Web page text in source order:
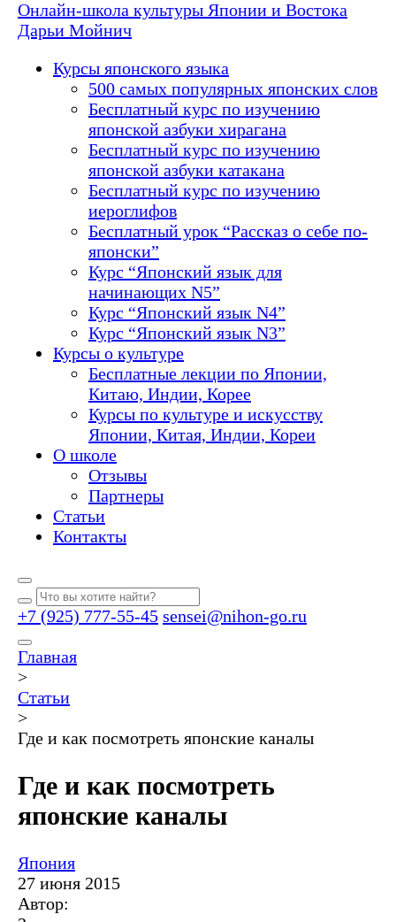
Онлайн-школа культуры Японии и Востока
Дарьи Мойнич
Курсы японского языка
500 самых популярных японских слов
Бесплатный курс по изучению
японской азбуки хирагана
Бесплатный курс по изучению
японской азбуки катакана
Бесплатный курс по изучению
иероглифов
Бесплатный урок “Рассказ о себе по-
японски”
Курс “Японский язык для
начинающих N5”
Курс “Японский язык N4”
Курс “Японский язык N3”
Курсы о культуре
Бесплатные лекции по Японии,
Китаю, Индии, Корее
Курсы по культуре и искусству
Японии, Китая, Индии, Кореи
О школе
Отзывы
Партнеры
Статьи
Контакты
+7 (925) 777-55-45 sensei@nihon-go.ru
Главная
>
Статьи
>
Где и как посмотреть японские каналы
Где и как посмотреть
японские каналы
Япония
27 июня 2015
Автор: